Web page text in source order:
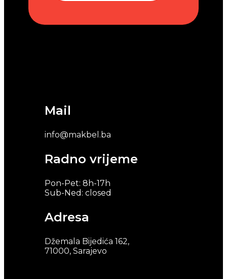
Mail
info@makbel.ba
Radno vrijeme
Pon-Pet: 8h-17h
Sub-Ned: closed
Adresa
Džemala Bijedića 162,
71000, Sarajevo